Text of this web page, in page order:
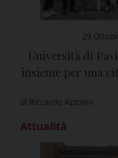
29
Università di
insieme per una
di Riccardo Azzolini
Attualità